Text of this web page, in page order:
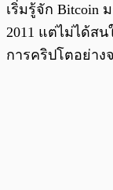
เริ่มรู้จัก Bitcoin
2011 แต่ไม่ได้ส
การคริปโตอย่าง